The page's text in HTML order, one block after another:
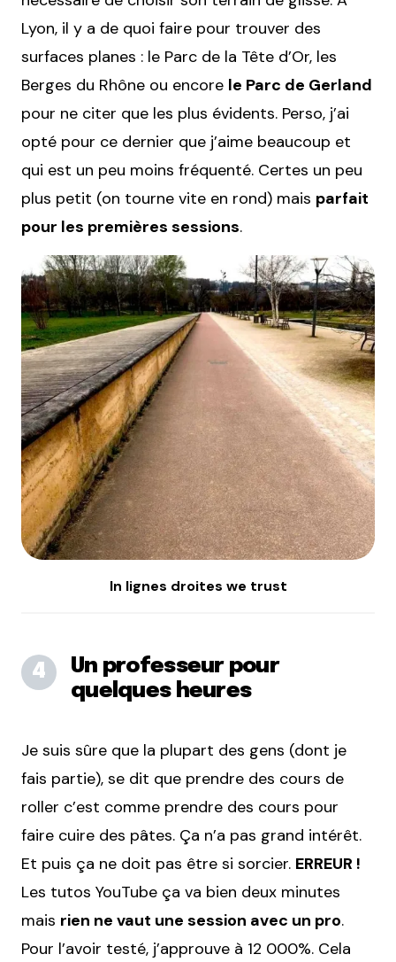
Lyon, il y a de quoi faire pour trouver des
surfaces planes : le Parc de la Tête d’Or, les
Berges du Rhône ou encore le Parc de Gerland
pour ne citer que les plus évidents. Perso, j’ai
opté pour ce dernier que j’aime beaucoup et
qui est un peu moins fréquenté. Certes un peu
plus petit (on tourne vite en rond) mais parfait
pour les premières sessions.
In lignes droites we trust
Un professeur pour
quelques heures
Je suis sûre que la plupart des gens (dont je
fais partie), se dit que prendre des cours de
roller c’est comme prendre des cours pour
faire cuire des pâtes. Ça n’a pas grand intérêt.
Et puis ça ne doit pas être si sorcier. ERREUR !
Les tutos YouTube ça va bien deux minutes
mais rien ne vaut une session avec un pro.
Pour l’avoir testé, j’approuve à 12 000%. Cela